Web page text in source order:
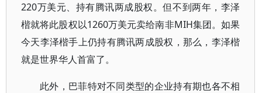
220万美元、持有腾讯两成股权。但不到两年，李泽
楷就将此股权以1260万美元卖给南非MIH集团。如果
今天李泽楷手上仍持有腾讯两成股权，那么，李泽楷
就是世界华人首富了。
此外，巴菲特对不同类型的企业持有期也各不相